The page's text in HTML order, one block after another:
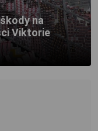
na
Viktorie